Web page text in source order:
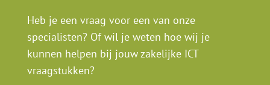
Heb je een vraag voor een van onze
specialisten? Of wil je weten hoe wij je
kunnen helpen bij jouw zakelijke ICT
vraagstukken?